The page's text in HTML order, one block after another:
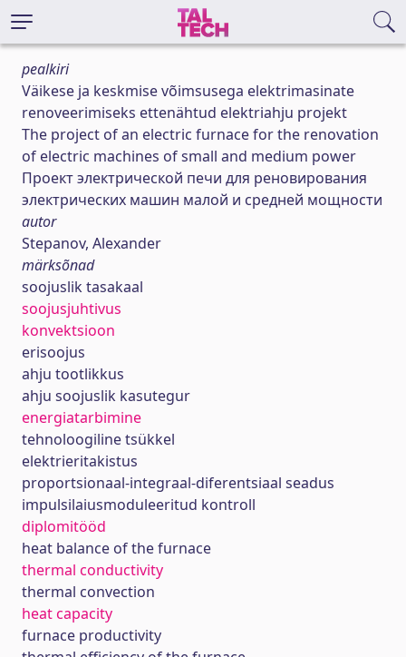
pealkiri
Väikese ja keskmise võimsusega elektrimasinate
renoveerimiseks ettenähtud elektriahju projekt
The project of an electric furnace for the renovation
of electric machines of small and medium power
Проект электрической печи для реновирования
электрических машин малой и средней мощности
autor
Stepanov, Alexander
märksõnad
soojuslik tasakaal
soojusjuhtivus
konvektsioon
erisoojus
ahju tootlikkus
ahju soojuslik kasutegur
energiatarbimine
tehnoloogiline tsükkel
elektrieritakistus
proportsionaal-integraal-diferentsiaal seadus
impulsilaiusmoduleeritud kontroll
diplomitööd
heat balance of the furnace
thermal conductivity
thermal convection
heat capacity
furnace productivity